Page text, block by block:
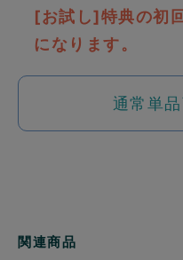
[お試し]特典の初
になります。
通常単
関連商品